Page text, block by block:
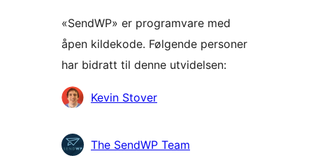
«SendWP» er programvare med
åpen kildekode. Følgende personer
har bidratt til denne utvidelsen:
Bidragsytere
Kevin Stover
The SendWP Team